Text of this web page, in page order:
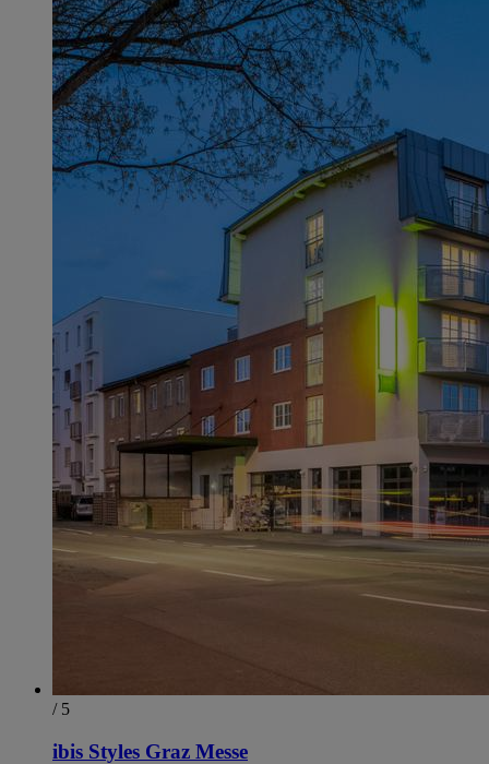
/ 5
ibis Styles Graz Messe